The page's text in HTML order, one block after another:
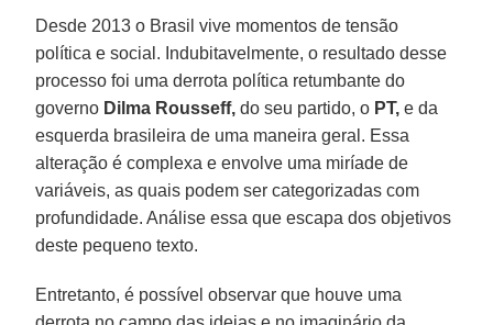
Desde 2013 o Brasil vive momentos de tensão
política e social. Indubitavelmente, o resultado desse
processo foi uma derrota política retumbante do
governo Dilma Rousseff, do seu partido, o PT, e da
esquerda brasileira de uma maneira geral. Essa
alteração é complexa e envolve uma miríade de
variáveis, as quais podem ser categorizadas com
profundidade. Análise essa que escapa dos objetivos
deste pequeno texto.
Entretanto, é possível observar que houve uma